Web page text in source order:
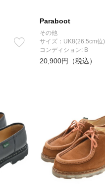
Paraboot
その他
サイズ：UK8(26.5cm位)
コンディション: B
20,900円（税込）